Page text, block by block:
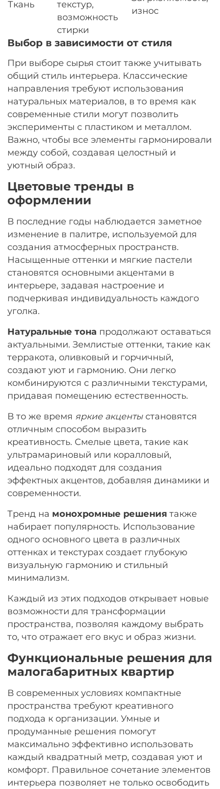
Ткань
текстур,
возможность
стирки
износ
Выбор в зависимости от стиля
При выборе сырья стоит также учитывать
общий стиль интерьера. Классические
направления требуют использования
натуральных материалов, в то время как
современные стили могут позволить
эксперименты с пластиком и металлом.
Важно, чтобы все элементы гармонировали
между собой, создавая целостный и
уютный образ.
Цветовые тренды в
оформлении
В последние годы наблюдается заметное
изменение в палитре, используемой для
создания атмосферных пространств.
Насыщенные оттенки и мягкие пастели
становятся основными акцентами в
интерьере, задавая настроение и
подчеркивая индивидуальность каждого
уголка.
Натуральные тона продолжают оставаться
актуальными. Землистые оттенки, такие как
терракота, оливковый и горчичный,
создают уют и гармонию. Они легко
комбинируются с различными текстурами,
придавая помещению естественность.
В то же время яркие акцентыстановятся
отличным способом выразить
креативность. Смелые цвета, такие как
ультрамариновый или коралловый,
идеально подходят для создания
эффектных акцентов, добавляя динамики и
современности.
Тренд на монохромные решения также
набирает популярность. Использование
одного основного цвета в различных
оттенках и текстурах создает глубокую
визуальную гармонию и стильный
минимализм.
Каждый из этих подходов открывает новые
возможности для трансформации
пространства, позволяя каждому выбрать
то, что отражает его вкус и образ жизни.
Функциональные решения для
малогабаритных квартир
В современных условиях компактные
пространства требуют креативного
подхода к организации. Умные и
продуманные решения помогут
максимально эффективно использовать
каждый квадратный метр, создавая уют и
комфорт. Правильное сочетание элементов
интерьера позволяет не только освободить